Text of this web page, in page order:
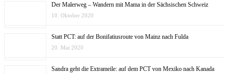
Der Malerweg – Wandern mit Mama in der Sächsischen Schweiz
10. Oktober 2020
Statt PCT: auf der Bonifatiusroute von Mainz nach Fulda
20. Mai 2020
Sandra geht die Extrameile: auf dem PCT von Mexiko nach Kanada